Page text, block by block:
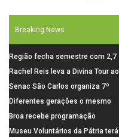
Breaking News
Região fecha semestre com 2,7
mil novosempregos e retoma
saldo positivo em junho
Rachel Reis leva a Divina Tour ao
interior de São Paulo com shows
inéditos em São Carlos e Jundiaí
Senac São Carlos organiza 7º
Fórum Internacional Senac de
Educadores com debates sobre
pensamento crítico, leitura e
Diferentes gerações o mesmo
amor: pais do Saae contam como
a paternidade transformou suas
Broa recebe programação
esportiva com corrida, vela e
Museu Voluntários da Pátria terá